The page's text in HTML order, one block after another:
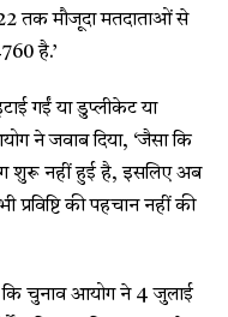
तक मौजूदा मतदाताओं से
है.’
गईं या डुप्लीकेट या
ने जवाब दिया, ‘जैसा कि
शुरू नहीं हुई है, इसलिए अब
की पहचान नहीं की
चुनाव आयोग ने 4 जुलाई